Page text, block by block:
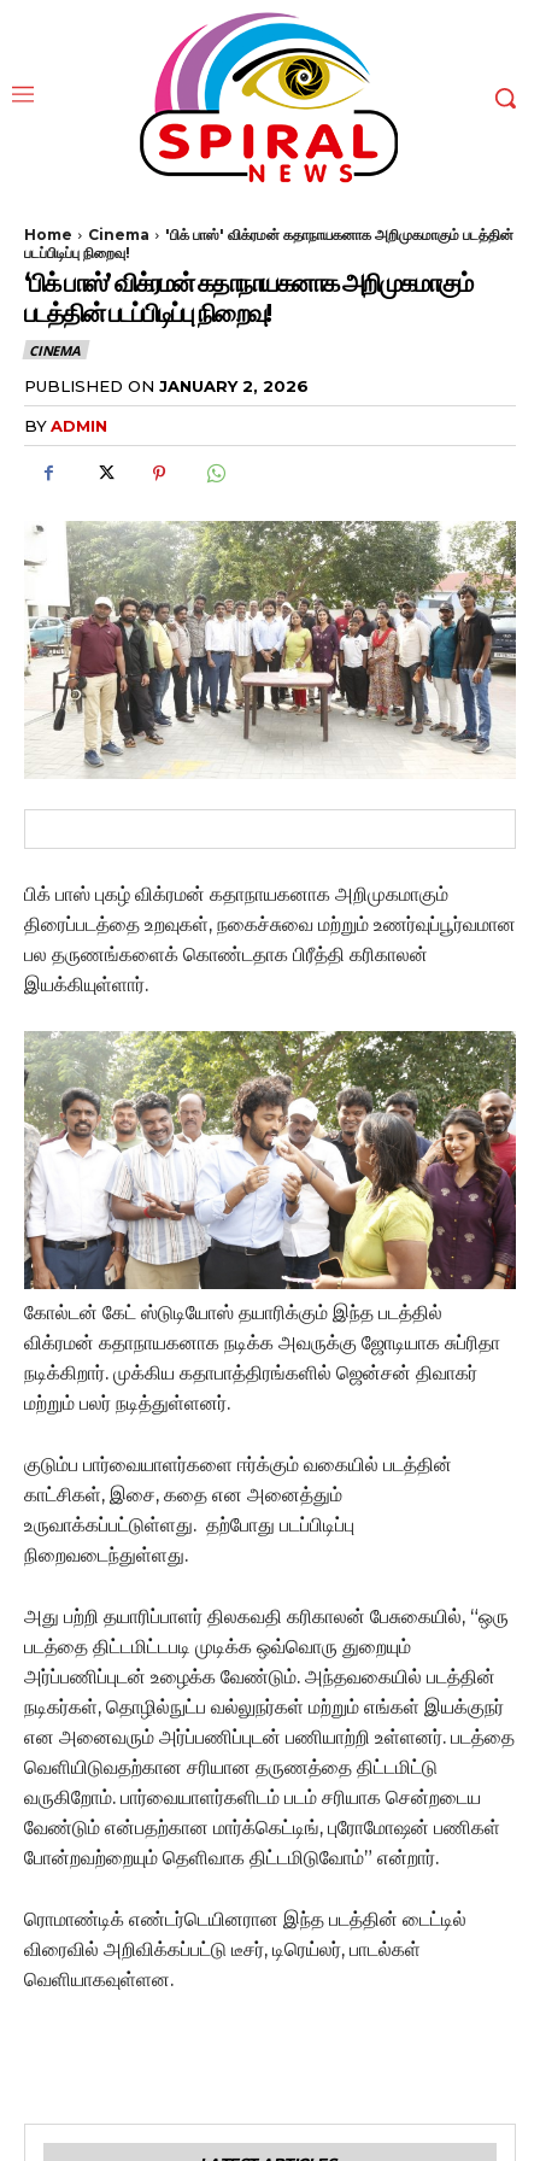
Home Cinema
'பிக் பாஸ்' விக்ரமன் கதாநாயகனாக அறிமுகமாகும் படத்தின்
படப்பிடிப்பு நிறைவு!
‘பிக் பாஸ்’ விக்ரமன் கதாநாயகனாக அறிமுகமாகும்
படத்தின் படப்பிடிப்பு நிறைவு!
CINEMA
PUBLISHED ON JANUARY 2, 2026
BYADMIN
பிக் பாஸ் புகழ் விக்ரமன் கதாநாயகனாக அறிமுகமாகும்
திரைப்படத்தை உறவுகள், நகைச்சுவை மற்றும் உணர்வுப்பூர்வமான
பல தருணங்களைக் கொண்டதாக பிரீத்தி கரிகாலன்
இயக்கியுள்ளார்.
கோல்டன் கேட் ஸ்டுடியோஸ் தயாரிக்கும் இந்த படத்தில்
விக்ரமன் கதாநாயகனாக நடிக்க அவருக்கு ஜோடியாக சுப்ரிதா
நடிக்கிறார். முக்கிய கதாபாத்திரங்களில் ஜென்சன் திவாகர்
மற்றும் பலர் நடித்துள்ளனர்.
குடும்ப பார்வையாளர்களை ஈர்க்கும் வகையில் படத்தின்
காட்சிகள், இசை, கதை என அனைத்தும்
உருவாக்கப்பட்டுள்ளது. தற்போது படப்பிடிப்பு
நிறைவடைந்துள்ளது.
அது பற்றி தயாரிப்பாளர் திலகவதி கரிகாலன் பேசுகையில், “ஒரு
படத்தை திட்டமிட்டபடி முடிக்க ஒவ்வொரு துறையும்
அர்ப்பணிப்புடன் உழைக்க வேண்டும். அந்தவகையில் படத்தின்
நடிகர்கள், தொழில்நுட்ப வல்லுநர்கள் மற்றும் எங்கள் இயக்குநர்
என அனைவரும் அர்ப்பணிப்புடன் பணியாற்றி உள்ளனர். படத்தை
வெளியிடுவதற்கான சரியான தருணத்தை திட்டமிட்டு
வருகிறோம். பார்வையாளர்களிடம் படம் சரியாக சென்றடைய
வேண்டும் என்பதற்கான மார்க்கெட்டிங், புரோமோஷன் பணிகள்
போன்றவற்றையும் தெளிவாக திட்டமிடுவோம்” என்றார்.
ரொமாண்டிக் எண்டர்டெயினரான இந்த படத்தின் டைட்டில்
விரைவில் அறிவிக்கப்பட்டு டீசர், டிரெய்லர், பாடல்கள்
வெளியாகவுள்ளன.